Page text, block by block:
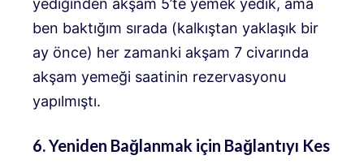
yediğinden akşam 5’te yemek yedik, ama
ben baktığım sırada (kalkıştan yaklaşık bir
ay önce) her zamanki akşam 7 civarında
akşam yemeği saatinin rezervasyonu
yapılmıştı.
6. Yeniden Bağlanmak için Bağlantıyı Kes